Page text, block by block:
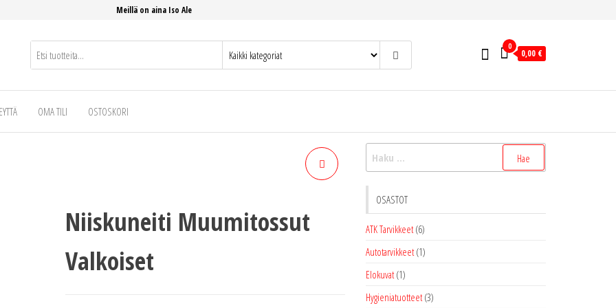
Meillä on aina Iso Ale
0
0,00 €
OMA TILI OSTOSKORI
Niiskuneiti Muumitossut
Valkoiset
Haku:
OSASTOT
ATK Tarvikkeet (6)
Autotarvikkeet (1)
Elokuvat (1)
Hygieniatuotteet (3)